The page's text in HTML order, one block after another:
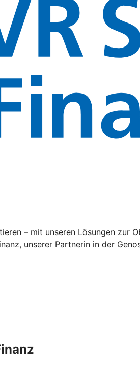
– mit unseren Lösungen zur
unserer Partnerin in der